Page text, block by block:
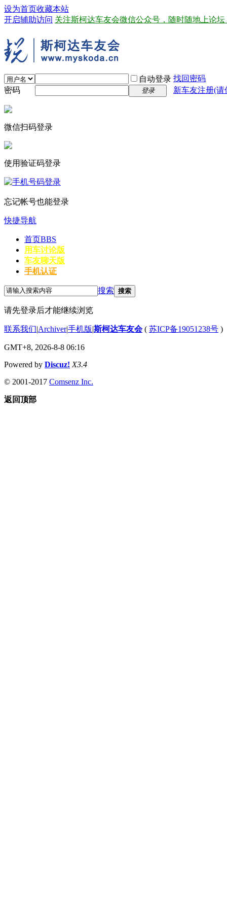
设为首页收藏本站
开启辅助访问 关注斯柯达车友会微信公众号，随时随地上论坛
自动登录 找回密码
密码
登录 新车友注册(请
微信扫码登录
使用验证码登录
忘记帐号也能登录
快捷导航
首页BBS
用车讨论版
车友聊天版
手机认证
搜索 搜索
请先登录后才能继续浏览
联系我们|Archiver|手机版|斯柯达车友会( 苏ICP备19051238号 )
GMT+8, 2026-8-8 06:16
Powered by Discuz! X3.4
© 2001-2017 Comsenz Inc.
返回顶部